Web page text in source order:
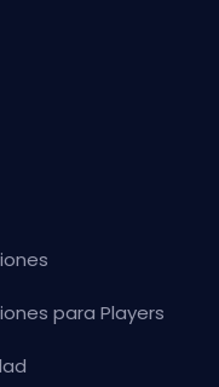
para Players